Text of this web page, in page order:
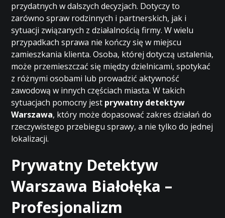
przydatnych w dalszych decyzjach. Dotyczy to
zarówno spraw rodzinnych i partnerskich, jak i
sytuacji związanych z działalnością firmy. W wielu
przypadkach sprawa nie kończy się w miejscu
zamieszkania klienta. Osoba, której dotyczą ustalenia,
może przemieszczać się między dzielnicami, spotykać
z różnymi osobami lub prowadzić aktywność
zawodową w innych częściach miasta. W takich
sytuacjach pomocny jest prywatny detektyw
Warszawa, który może dopasować zakres działań do
rzeczywistego przebiegu sprawy, a nie tylko do jednej
lokalizacji.
Prywatny Detektyw
Warszawa Białołęka –
Profesjonalizm